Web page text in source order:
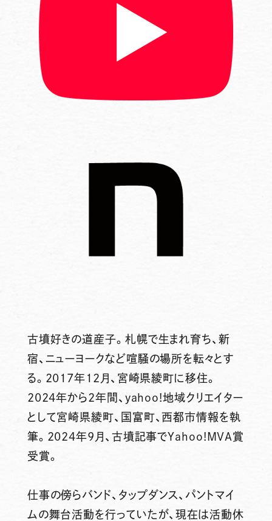
古墳好きの道産子。札幌で生まれ育ち、新
宿、ニューヨークなど喧騒の場所を転々とす
る。2017年12月、宮崎県綾町に移住。
2024年から2年間、yahoo!地域クリエイター
として宮崎県綾町、国富町、西都市情報を執
筆。2024年9月、古墳記事でYahoo!MVA賞
受賞。
仕事の傍らバンド、タップダンス、パントマイ
ムの舞台活動を行っていたが、現在は活動休